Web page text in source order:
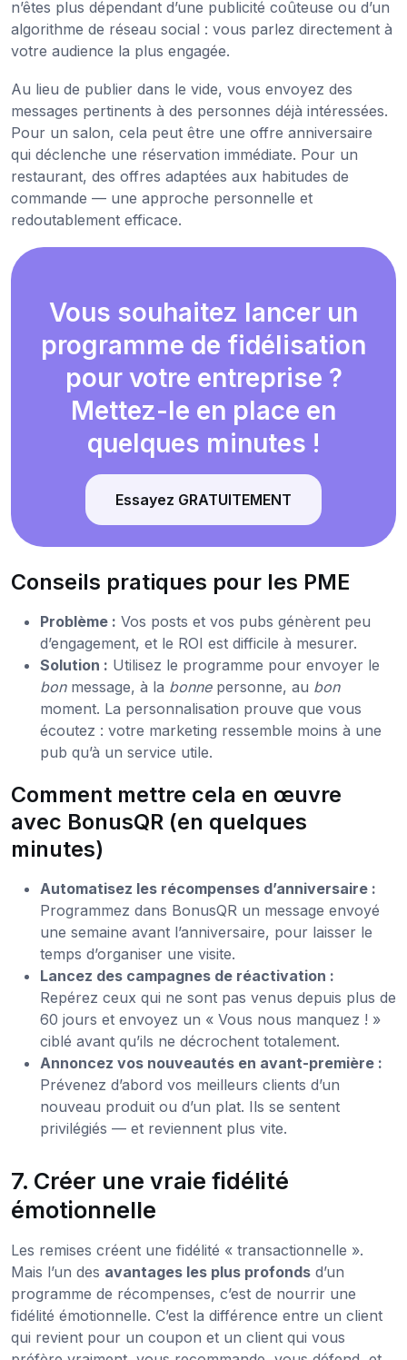
n’êtes plus dépendant d’une publicité coûteuse ou d’un
algorithme de réseau social : vous parlez directement à
votre audience la plus engagée.
Au lieu de publier dans le vide, vous envoyez des
messages pertinents à des personnes déjà intéressées.
Pour un salon, cela peut être une offre anniversaire
qui déclenche une réservation immédiate. Pour un
restaurant, des offres adaptées aux habitudes de
commande — une approche personnelle et
redoutablement efficace.
Vous souhaitez lancer un
programme de fidélisation
pour votre entreprise ?
Mettez-le en place en
quelques minutes !
Essayez GRATUITEMENT
Conseils pratiques pour les PME
Problème : Vos posts et vos pubs génèrent peu
d’engagement, et le ROI est difficile à mesurer.
Solution : Utilisez le programme pour envoyer le
bonmessage, à la bonnepersonne, au bon
moment. La personnalisation prouve que vous
écoutez : votre marketing ressemble moins à une
pub qu’à un service utile.
Comment mettre cela en œuvre
avec BonusQR (en quelques
minutes)
Automatisez les récompenses d’anniversaire :
Programmez dans BonusQR un message envoyé
une semaine avant l’anniversaire, pour laisser le
temps d’organiser une visite.
Lancez des campagnes de réactivation :
Repérez ceux qui ne sont pas venus depuis plus de
60 jours et envoyez un « Vous nous manquez ! »
ciblé avant qu’ils ne décrochent totalement.
Annoncez vos nouveautés en avant-première :
Prévenez d’abord vos meilleurs clients d’un
nouveau produit ou d’un plat. Ils se sentent
privilégiés — et reviennent plus vite.
7. Créer une vraie fidélité
émotionnelle
Les remises créent une fidélité « transactionnelle ».
Mais l’un des avantages les plus profonds d’un
programme de récompenses, c’est de nourrir une
fidélité émotionnelle. C’est la différence entre un client
qui revient pour un coupon et un client qui vous